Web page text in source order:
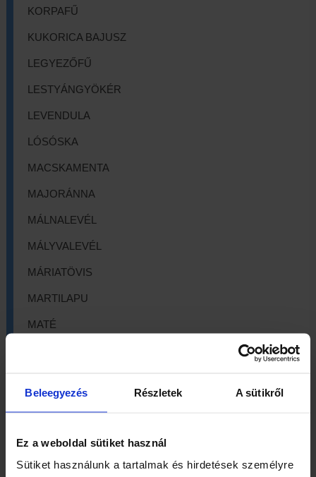
Beleegyezés Részletek A sütikről
Ez a weboldal sütiket használ
Sütiket használunk a tartalmak és hirdetések személyre
KORPAFŰ
KUKORICA BAJUSZ
LEGYEZŐFŰ
LESTYÁNGYÖKÉR
LEVENDULA
LÓSÓSKA
MACSKAMENTA
MAJORÁNNA
MÁLNALEVÉL
MÁLYVALEVÉL
MÁRIATÖVIS
MARTILAPU
MATÉ
NYÍRFALEVÉL